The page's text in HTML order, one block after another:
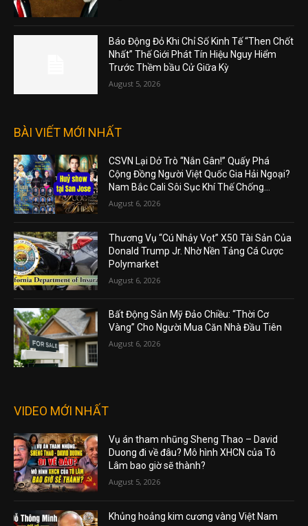
Báo Động Đỏ Khi Chỉ Số Kinh Tế “Then Chốt
Nhất” Thế Giới Phát Tín Hiệu Nguy Hiểm
Trước Thềm bầu Cử Giữa Kỳ
August 5, 2026
BÀI VIẾT MỚI NHẤT
CSVN Lại Dở Trò “Nắn Gân!” Quấy Phá
Cộng Đồng Người Việt Quốc Gia Hải Ngoại?
Nam Bắc Cali Sôi Sục Khí Thế Chống...
August 6, 2026
Thương Vụ “Cú Nhảy Vọt” X50 Tài Sản Của
Donald Trump Jr. Nhờ Nền Tảng Cá Cược
Polymarket
August 6, 2026
Bất Động Sản Mỹ Đảo Chiều: “Thời Cơ
Vàng” Cho Người Mua Căn Nhà Đầu Tiên
August 6, 2026
VIDEO MỚI NHẤT
Vụ án tham nhũng Sheng Thao – David
Duong đi về đâu? Mô hình XHCN của Tô
Lâm bao giờ sẽ thành?
August 5, 2026
Khủng hoảng kim cương vàng Việt Nam